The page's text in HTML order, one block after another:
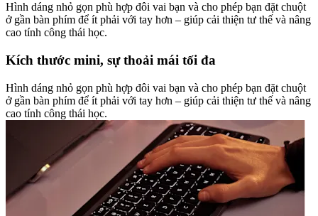
Hình dáng nhỏ gọn phù hợp đôi vai bạn và cho phép bạn đặt chuột
ở gần bàn phím để ít phải với tay hơn – giúp cải thiện tư thế và nâng
cao tính công thái học.
Kích thước mini, sự thoải mái tối đa
Hình dáng nhỏ gọn phù hợp đôi vai bạn và cho phép bạn đặt chuột
ở gần bàn phím để ít phải với tay hơn – giúp cải thiện tư thế và nâng
cao tính công thái học.